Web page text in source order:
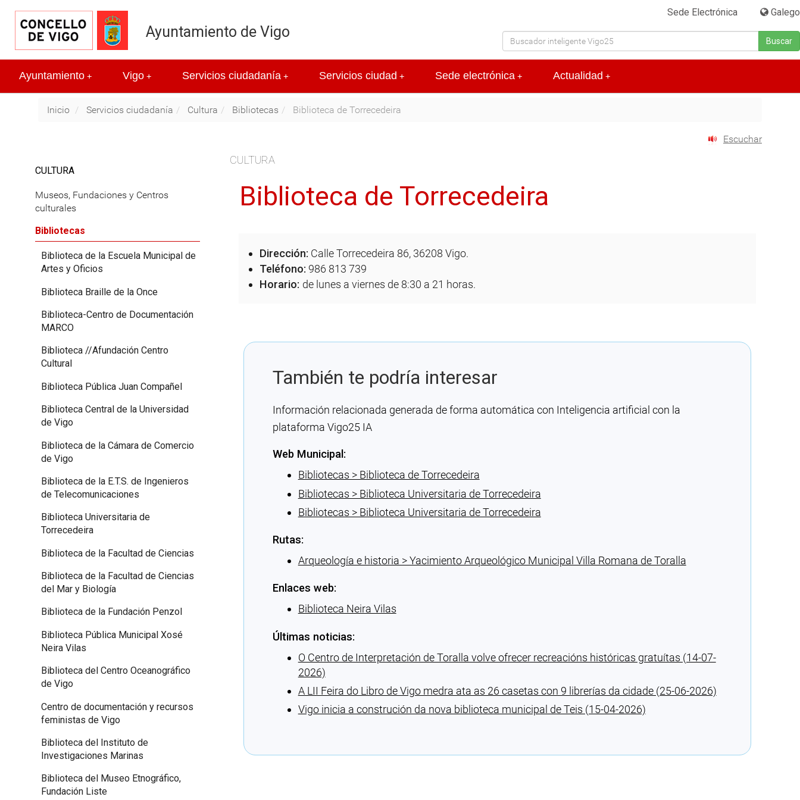
Sede Electrónica Galego
Buscar
Ayuntamiento de Vigo
+
Ayuntamiento +
Vigo +
Servicios ciudadanía +
Servicios ciudad +
Sede electrónica +
Actualidad
Inicio Servicios ciudadanía Cultura Bibliotecas Biblioteca de Torrecedeira
Escuchar
CULTURA
Biblioteca de Torrecedeira
Dirección: Calle Torrecedeira 86, 36208 Vigo.
Teléfono: 986 813 739
Horario: de lunes a viernes de 8:30 a 21 horas.
También te podría interesar
Información relacionada generada de forma automática con Inteligencia artificial con la
plataforma Vigo25 IA
Web Municipal:
Bibliotecas > Biblioteca de Torrecedeira
Bibliotecas > Biblioteca Universitaria de Torrecedeira
Bibliotecas > Biblioteca Universitaria de Torrecedeira
Rutas:
Arqueología e historia > Yacimiento Arqueológico Municipal Villa Romana de Toralla
Enlaces web:
Biblioteca Neira Vilas
Últimas noticias:
O Centro de Interpretación de Toralla volve ofrecer recreacións históricas gratuítas (14-07-
2026)
A LII Feira do Libro de Vigo medra ata as 26 casetas con 9 librerías da cidade (25-06-2026)
Vigo inicia a construción da nova biblioteca municipal de Teis (15-04-2026)
CULTURA
Museos, Fundaciones y Centros
culturales
Bibliotecas
Biblioteca de la Escuela Municipal de
Artes y Oficios
Biblioteca Braille de la Once
Biblioteca-Centro de Documentación
MARCO
Biblioteca //Afundación Centro
Cultural
Biblioteca Pública Juan Compañel
Biblioteca Central de la Universidad
de Vigo
Biblioteca de la Cámara de Comercio
de Vigo
Biblioteca de la E.T.S. de Ingenieros
de Telecomunicaciones
Biblioteca Universitaria de
Torrecedeira
Biblioteca de la Facultad de Ciencias
Biblioteca de la Facultad de Ciencias
del Mar y Biología
Biblioteca de la Fundación Penzol
Biblioteca Pública Municipal Xosé
Neira Vilas
Biblioteca del Centro Oceanográfico
de Vigo
Centro de documentación y recursos
feministas de Vigo
Biblioteca del Instituto de
Investigaciones Marinas
Biblioteca del Museo Etnográfico,
Fundación Liste